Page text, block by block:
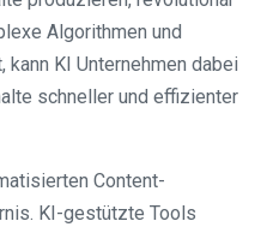
Algorithmen und
KI Unternehmen dabei
schneller und effizienter
Content-
KI-gestützte Tools